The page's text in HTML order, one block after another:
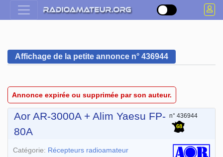
Affichage de la petite annonce n° 436944
Annonce expirée ou supprimée par son auteur.
Aor AR-3000A + Alim Yaesu FP-
80A
n° 436944
68
Catégorie: Récepteurs radioamateur